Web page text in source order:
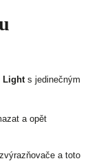
Lights jedinečným
a opět
a toto